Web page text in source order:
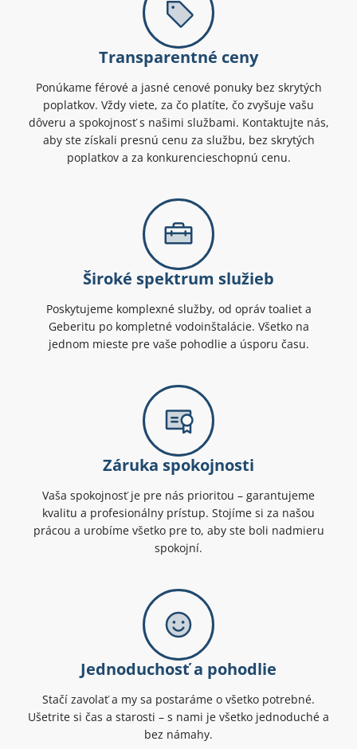
Transparentné ceny
Ponúkame férové a jasné cenové ponuky bez skrytých
poplatkov. Vždy viete, za čo platíte, čo zvyšuje vašu
dôveru a spokojnosť s našimi službami. Kontaktujte nás,
aby ste získali presnú cenu za službu, bez skrytých
poplatkov a za konkurencieschopnú cenu.
Široké spektrum služieb
Poskytujeme komplexné služby, od opráv toaliet a
Geberitu po kompletné vodoinštalácie. Všetko na
jednom mieste pre vaše pohodlie a úsporu času.
Záruka spokojnosti
Vaša spokojnosť je pre nás prioritou – garantujeme
kvalitu a profesionálny prístup. Stojíme si za našou
prácou a urobíme všetko pre to, aby ste boli nadmieru
spokojní.
Jednoduchosť a pohodlie
Stačí zavolať a my sa postaráme o všetko potrebné.
Ušetrite si čas a starosti – s nami je všetko jednoduché a
bez námahy.